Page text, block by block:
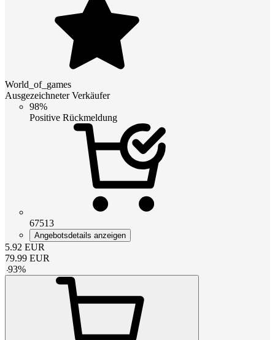
World_of_games
Ausgezeichneter Verkäufer
98%
Positive Rückmeldung
67513
Angebotsdetails anzeigen
5.92 EUR
79.99 EUR
-93%